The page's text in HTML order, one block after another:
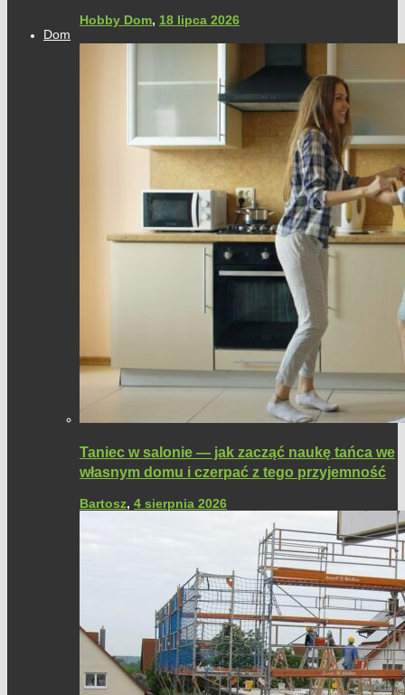
Hobby Dom, 18 lipca 2026
Dom
Taniec w salonie — jak zacząć naukę tańca we
własnym domu i czerpać z tego przyjemność
Bartosz, 4 sierpnia 2026